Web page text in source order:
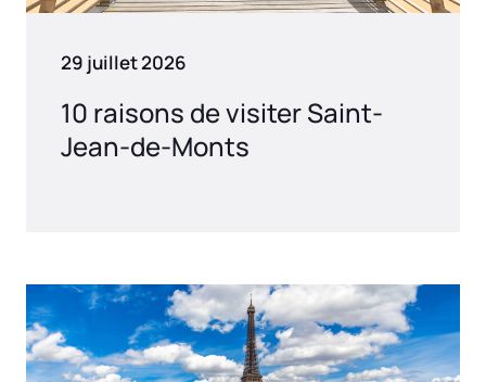
29 juillet 2026
10 raisons de visiter Saint-
Jean-de-Monts